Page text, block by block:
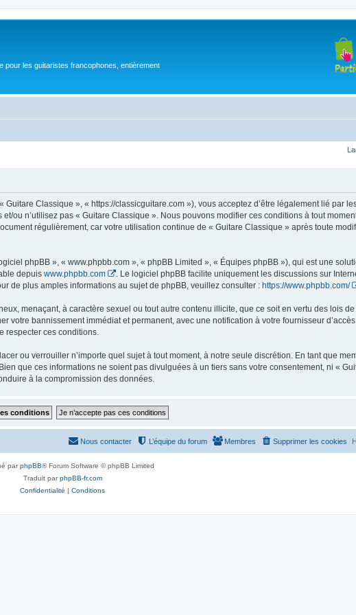
les guitaristes francophones, entièrement
Classique », « https://classicguitare.com »), vous acceptez d’être légalement lié par
ou n’utilisez pas « Guitare Classique ». Nous pouvons modifier ces conditions à tout
régulièrement, car votre utilisation continue de « Guitare Classique » après toute
phpBB », « www.phpbb.com », « phpBB Limited », « Équipes phpBB »), qui est une
depuis www.phpbb.com
. Le logiciel phpBB facilite uniquement les discussions sur
de plus amples informations au sujet de phpBB, veuillez consulter : https://www.phpbb.com/
menaçant, à caractère sexuel ou tout autre contenu illicite, que ce soit en vertu des lois
bannissement immédiat et permanent, avec une notification à votre fournisseur
respecter ces conditions.
ou verrouiller n’importe quel sujet à tout moment, à notre seule discrétion. En tant que
que ces informations ne soient pas divulguées à un tiers sans votre consentement, ni «
à la compromission des données.
Supprimer les cookies
Membres
L’équipe du forum
Nous contacter
parphpBB® Forum Software © phpBB Limited
Traduit parphpBB-fr.com
Confidentialité | Conditions